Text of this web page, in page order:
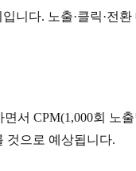
니다. 노출·클릭·전
서 CPM(1,000회 노
것으로 예상됩니다.